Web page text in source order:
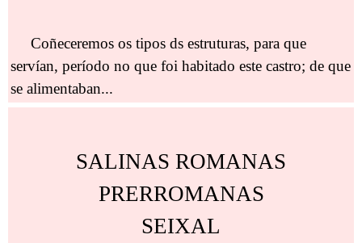
Coñeceremos os tipos ds estruturas, para que
servían, período no que foi habitado este castro; de que
se alimentaban...
SALINAS ROMANAS
PRERROMANAS
SEIXAL